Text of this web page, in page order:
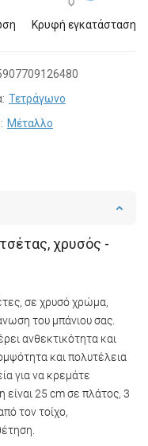
Κρυφή εγκατάσταση
Τετράγωνο
Μέταλλο
χρυσός -
σε χρυσό χρώμα,
του μπάνιου σας.
ανθεκτικότητα και
και πολυτέλεια
για να κρεμάτε
είναι 25 cm σε πλάτος, 3
τον τοίχο,